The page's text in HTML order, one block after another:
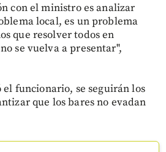
con el ministro es analizar
local, es un problema
que resolver todos en
se vuelva a presentar",
el funcionario, se seguirán los
que los bares no evadan